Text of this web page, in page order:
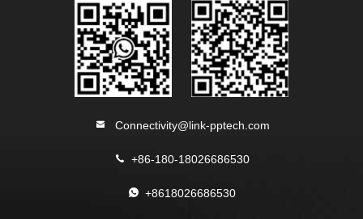
Connectivity@link-pptech.com
+86-180-18026686530
+8618026686530